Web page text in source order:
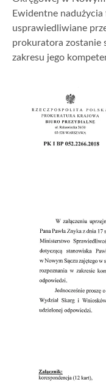
Ewidentne
usprawiedliwiane
prokuratora zostanie
zakresu jego